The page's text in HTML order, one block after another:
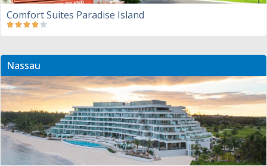
Comfort Suites Paradise Island
Nassau